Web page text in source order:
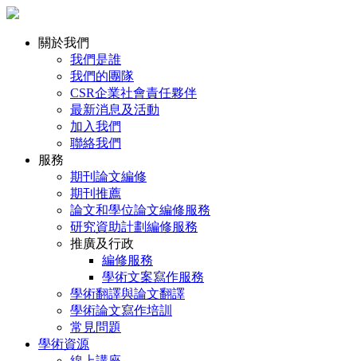
關於我們
我們是誰
我們的團隊
CSR企業社會責任夥伴
最新消息及活動
加入我們
聯絡我們
服務
期刊論文編修
期刊推薦
論文和學位論文編修服務
研究資助計劃編修服務
推廣及行政
編修服務
學術文案寫作服務
學術翻譯與論文翻譯
學術論文寫作培訓
常見問題
學術資源